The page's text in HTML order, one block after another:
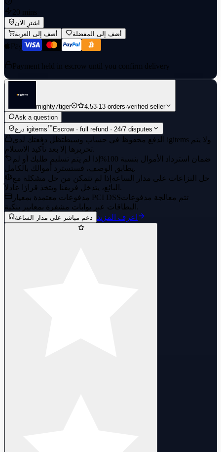
20 mins
اشترِ الآن
أضف إلى العربة
أضف إلى المفضلة
Payment held in escrow until you confirm delivery
mighty7tiger 4.53·13 orders·verified seller
Ask a question
درع igitems™ Escrow · full refund · 24/7 disputes
الدفع محفوظ في حساب وسيط تظل دفعتك لدى igitems ولا يتم
تحريرها إلا بعد تأكيد الاستلام.
ضمان استرداد الأموال بنسبة 100%
إذا لم يتم تسليم طلبك أو لم
يطابق الوصف، فستسترد أموالك بالكامل.
حل النزاعات على مدار الساعة إذا لم تتمكن من حل مشكلة مع
البائع، يتدخل فريقنا ويتخذ قرارًا عادلاً.
مدفوعات معتمدة بمعيار PCI DSSتتم معالجة مدفوعات
البطاقات عبر بوابات مشفرة بمعايير بنكية.
دعم مباشر على مدار الساعة اعرف المزيد